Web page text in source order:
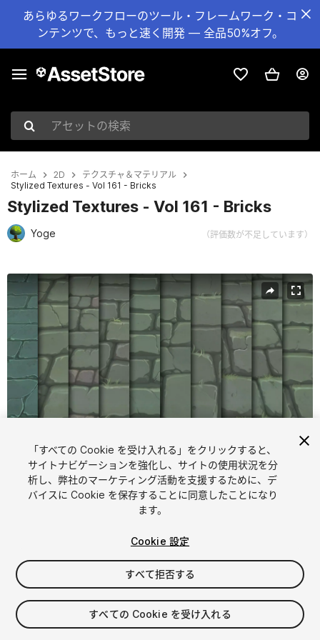
あらゆるワークフローのツール・フレームワーク・コ
ンテンツで、もっと速く開発 — 全品50%オフ。
アセットの検索
ホーム 2D
テクスチャ＆マテリアル
Stylized Textures - Vol 161 - Bricks
Stylized Textures - Vol 161 - Bricks
Yoge （評価数が不足しています）
現在のスライド：1 / 16
1/ 16
$4.99
消費税は決済時に計算されます
「すべての Cookie を受け入れる」をクリックすると、
サイトナビゲーションを強化し、サイトの使用状況を分
析し、弊社のマーケティング活動を支援するために、デ
バイスに Cookie を保存することに同意したことになり
ます。
Cookie 設定
すべて拒否する
すべての Cookie を受け入れる